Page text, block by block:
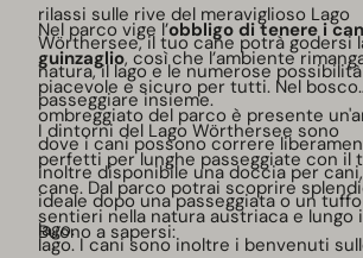
rilassi sulle rive del meraviglioso Lago
Wörthersee, il tuo cane potrà godersi
natura, il lago e le numerose
passeggiare insieme.
Nel parco vige l’obbligo di tenere i
guinzaglio, così che l’ambiente
piacevole e sicuro per tutti. Nel bosco
ombreggiato del parco è presente
dove i cani possono correre
inoltre disponibile una doccia per cani,
ideale dopo una passeggiata o un
lago.
I dintorni del Lago Wörthersee sono
perfetti per lunghe passeggiate con il
cane. Dal parco potrai scoprire
sentieri nella natura austriaca e lungo
lago. I cani sono inoltre i benvenuti
Buono a sapersi: